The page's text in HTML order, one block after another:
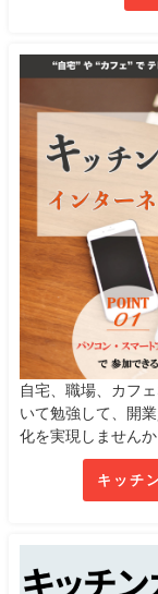
自宅、職場、カフ
いて勉強して、開
化を実現しませんか
キッチ